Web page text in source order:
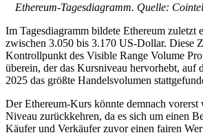
Ethereum-Tagesdiagramm. Quelle:
Im Tagesdiagramm bildete Ethereum zuletzt
zwischen 3.050 bis 3.170 US-Dollar. Diese
Kontrollpunkt des Visible Range Volume
überein, der das Kursniveau hervorhebt, auf
2025 das größte Handelsvolumen
Der Ethereum-Kurs könnte demnach vorerst
Niveau zurückkehren, da es sich um einen
Käufer und Verkäufer zuvor einen fairen